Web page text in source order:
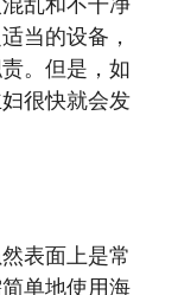
当的设备，
。但是，如
很快就会发
表面上是常
单地使用海